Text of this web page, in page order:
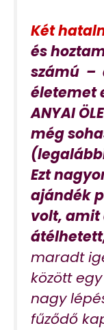
Két
és
számú –
életemet
ANYAI
még
Ezt
ajándék
volt, amit
maradt
között
nagy
fűződő